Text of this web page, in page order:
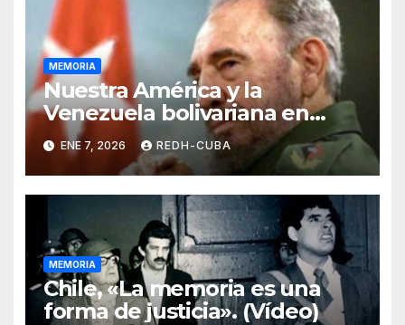
MEMORIA
Nuestra América y la
Venezuela bolivariana en
Fidel
ENE 7, 2026 REDH-CUBA
MEMORIA
Chile, «La memoria es una
forma de justicia». (Vídeo)